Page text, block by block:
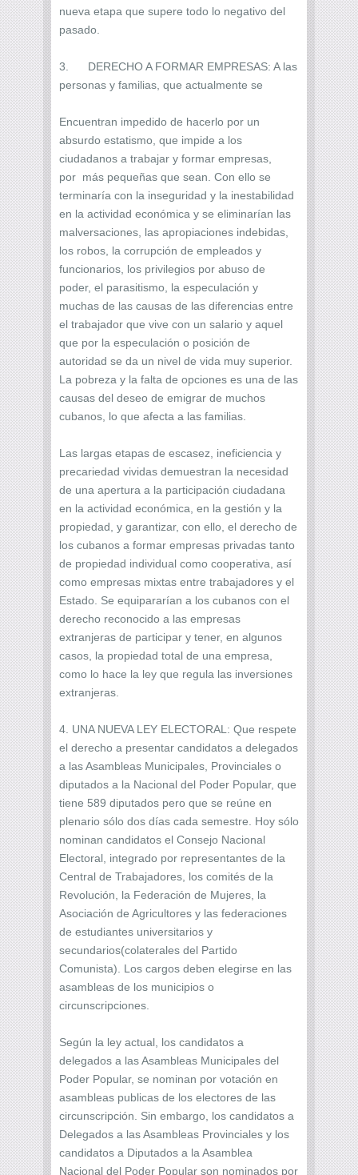
nueva etapa que supere todo lo negativo del
pasado.
3. DERECHO A FORMAR EMPRESAS: A las
personas y familias, que actualmente se
Encuentran impedido de hacerlo por un
absurdo estatismo, que impide a los
ciudadanos a trabajar y formar empresas,
por más pequeñas que sean. Con ello se
terminaría con la inseguridad y la inestabilidad
en la actividad económica y se eliminarían las
malversaciones, las apropiaciones indebidas,
los robos, la corrupción de empleados y
funcionarios, los privilegios por abuso de
poder, el parasitismo, la especulación y
muchas de las causas de las diferencias entre
el trabajador que vive con un salario y aquel
que por la especulación o posición de
autoridad se da un nivel de vida muy superior.
La pobreza y la falta de opciones es una de las
causas del deseo de emigrar de muchos
cubanos, lo que afecta a las familias.
Las largas etapas de escasez, ineficiencia y
precariedad vividas demuestran la necesidad
de una apertura a la participación ciudadana
en la actividad económica, en la gestión y la
propiedad, y garantizar, con ello, el derecho de
los cubanos a formar empresas privadas tanto
de propiedad individual como cooperativa, así
como empresas mixtas entre trabajadores y el
Estado. Se equipararían a los cubanos con el
derecho reconocido a las empresas
extranjeras de participar y tener, en algunos
casos, la propiedad total de una empresa,
como lo hace la ley que regula las inversiones
extranjeras.
4. UNA NUEVA LEY ELECTORAL: Que respete
el derecho a presentar candidatos a delegados
a las Asambleas Municipales, Provinciales o
diputados a la Nacional del Poder Popular, que
tiene 589 diputados pero que se reúne en
plenario sólo dos días cada semestre. Hoy sólo
nominan candidatos el Consejo Nacional
Electoral, integrado por representantes de la
Central de Trabajadores, los comités de la
Revolución, la Federación de Mujeres, la
Asociación de Agricultores y las federaciones
de estudiantes universitarios y
secundarios(colaterales del Partido
Comunista). Los cargos deben elegirse en las
asambleas de los municipios o
circunscripciones.
Según la ley actual, los candidatos a
delegados a las Asambleas Municipales del
Poder Popular, se nominan por votación en
asambleas publicas de los electores de las
circunscripción. Sin embargo, los candidatos a
Delegados a las Asambleas Provinciales y los
candidatos a Diputados a la Asamblea
Nacional del Poder Popular son nominados por